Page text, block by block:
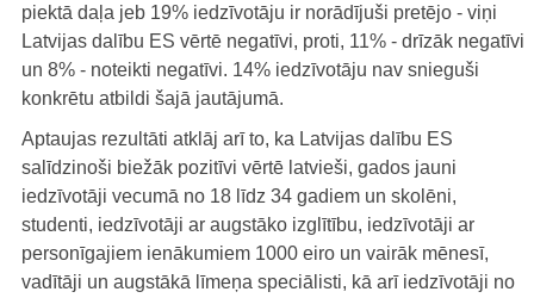
piektā daļa jeb 19% iedzīvotāju ir norādījuši pretējo - viņi
Latvijas dalību ES vērtē negatīvi, proti, 11% - drīzāk negatīvi
un 8% - noteikti negatīvi. 14% iedzīvotāju nav snieguši
konkrētu atbildi šajā jautājumā.
Aptaujas rezultāti atklāj arī to, ka Latvijas dalību ES
salīdzinoši biežāk pozitīvi vērtē latvieši, gados jauni
iedzīvotāji vecumā no 18 līdz 34 gadiem un skolēni,
studenti, iedzīvotāji ar augstāko izglītību, iedzīvotāji ar
personīgajiem ienākumiem 1000 eiro un vairāk mēnesī,
vadītāji un augstākā līmeņa speciālisti, kā arī iedzīvotāji no